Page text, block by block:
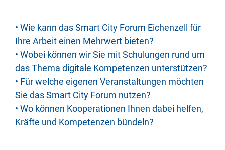
• Wie kann das Smart City Forum Eichenzell für
Ihre Arbeit einen Mehrwert bieten?
• Wobei können wir Sie mit Schulungen rund um
das Thema digitale Kompetenzen unterstützen?
• Für welche eigenen Veranstaltungen möchten
Sie das Smart City Forum nutzen?
• Wo können Kooperationen Ihnen dabei helfen,
Kräfte und Kompetenzen bündeln?